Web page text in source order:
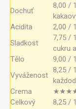
Dochuť
8,00 /
Acidita
2,00 /
Sladkost
7,75 /
cukru
Tělo
9,00 /
Vyváženost
8,25 /
Crema
Celkový
8,25 /